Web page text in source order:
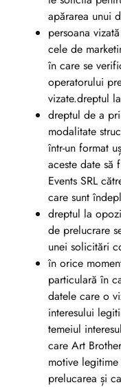
apărarea unui
persoana
cele de
în care se
operatorului
vizate.dreptul
dreptul de a
modalitate
într-un format
aceste date să
Events SRL
care sunt
dreptul la
de prelucrare
unei solicitări
în orice
particulară în
datele care o
interesului
temeiul
care Art
motive
prelucarea și